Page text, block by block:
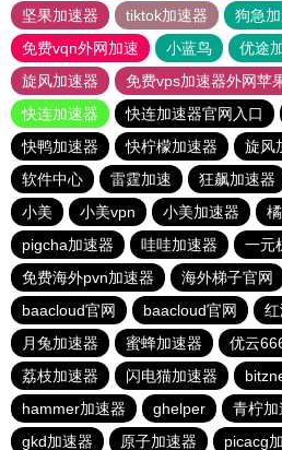
坚果加速器
tiktok加速器
狗急
免费vqn外网加速
小蓝鸟 优途
旋风加速器
免费vps加速器外网苹
快连加速器
快连加速器官网入口
快鸭加速器
快柠檬加速器 旋风
软件中心
雷霆加速 狂飙加速器
小美
小美vpn 小美加速器
pigcha加速器
哇哇加速器
一元
免费海外pvn加速器
海外梯子官网
baacloud官网
baacloud官网
月兔加速器
蜜蜂加速器 优云
荔枝加速器
闪电猫加速器
hammer加速器
ghelper 青柠加
gkd加速器
原子加速器 picacg